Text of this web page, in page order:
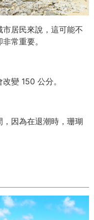
居民來說，這可能不
常重要。
變 150 公分。
因為在退潮時，珊瑚